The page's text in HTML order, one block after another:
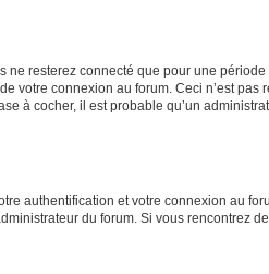
resterez connecté que pour une
votre connexion au forum. Ceci n’est
à cocher, il est probable qu’un
authentification et votre connexion au
du forum. Si vous rencontrez